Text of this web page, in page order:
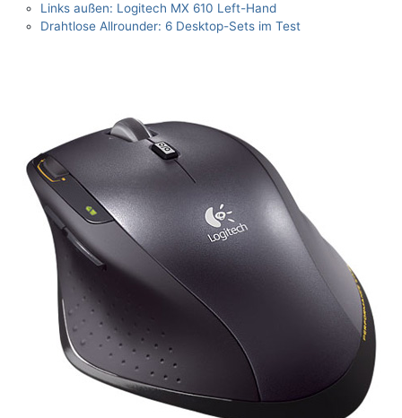
Links außen: Logitech MX 610 Left-Hand
Drahtlose Allrounder: 6 Desktop-Sets im Test